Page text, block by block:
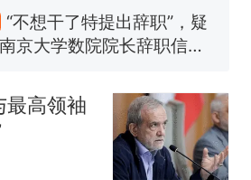
“不想干了特提出辞职”，疑
京大学数院院长辞职信流
院长一职，不清楚辞职信来
；曾用手绘图做头像
，仅凭视频评出？中国烹饪
回应
上山采菌偶然发现鸡枞菌
原地守1天等它长大：挖了
多朵
渔民钓获鲨鱼徒手将其拽
最高领袖